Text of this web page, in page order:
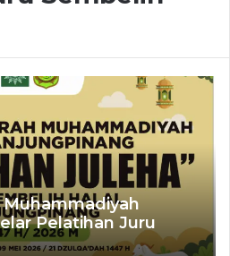
Muhammadiyah
Pelatihan Juru